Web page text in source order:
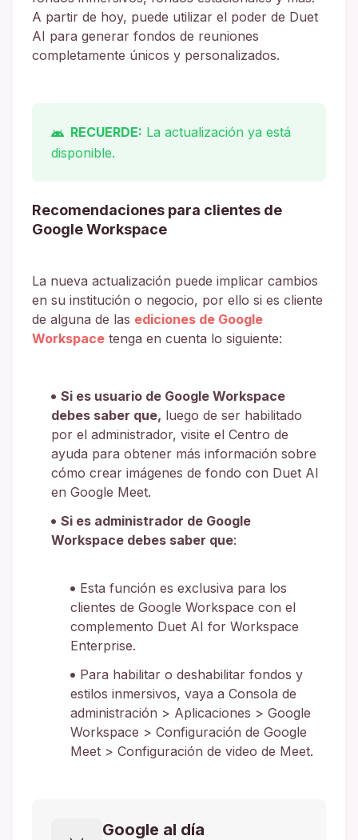
A partir de hoy, puede utilizar el poder de Duet
AI para generar fondos de reuniones
completamente únicos y personalizados.
RECUERDE: La actualización ya está
disponible.
Recomendaciones para clientes de
Google Workspace
La nueva actualización puede implicar cambios
en su institución o negocio, por ello si es cliente
de alguna de las ediciones de Google
Workspace tenga en cuenta lo siguiente:
Si es usuario de Google Workspace
debes saber que, luego de ser habilitado
por el administrador, visite el Centro de
ayuda para obtener más información sobre
cómo crear imágenes de fondo con Duet AI
en Google Meet.
Si es administrador de Google
Workspace debes saber que:
Esta función es exclusiva para los
clientes de Google Workspace con el
complemento Duet AI for Workspace
Enterprise.
Para habilitar o deshabilitar fondos y
estilos inmersivos, vaya a Consola de
administración > Aplicaciones > Google
Workspace > Configuración de Google
Meet > Configuración de video de Meet.
Google al día